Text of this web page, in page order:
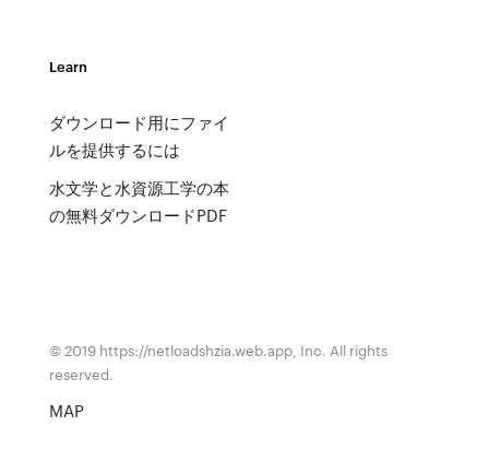
Learn
ダウンロード用にファイ
ルを提供するには
水文学と水資源工学の本
の無料ダウンロードPDF
© 2019 https://netloadshzia.web.app, Inc. All rights
reserved.
MAP